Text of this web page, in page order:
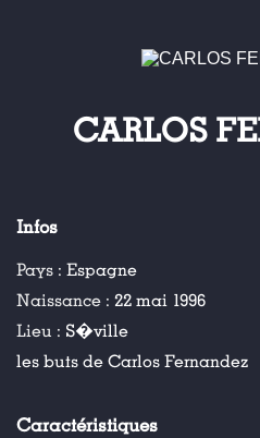
CARLOS
Infos
Pays : Espagne
Naissance : 22 mai 1996
Lieu : S�ville
les buts de Carlos Fernandez
Caractéristiques